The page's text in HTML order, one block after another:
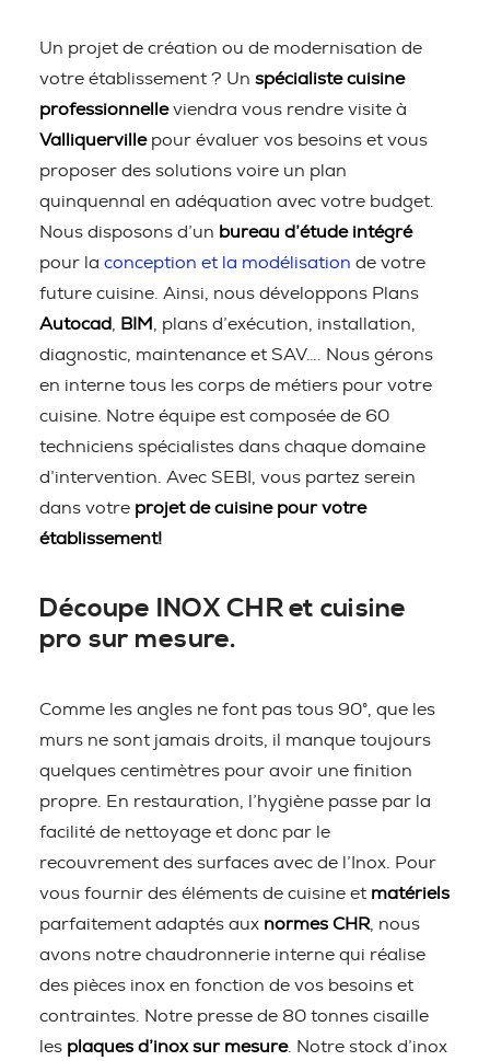
Un projet de création ou de modernisation de
votre établissement ? Un spécialiste cuisine
professionnelleviendra vous rendre visite à
Valliquervillepour évaluer vos besoins et vous
proposer des solutions voire un plan
quinquennal en adéquation avec votre budget.
Nous disposons d’un bureau d’étude intégré
pour la conception et la modélisation de votre
future cuisine. Ainsi, nous développons Plans
Autocad
BIM
, plans d’exécution, installation,
diagnostic, maintenance et SAV…. Nous gérons
en interne tous les corps de métiers pour votre
cuisine. Notre équipe est composée de 60
techniciens spécialistes dans chaque domaine
d’intervention. Avec SEBI, vous partez serein
dans votre projet de cuisine pour votre
établissement!
Découpe INOX CHR et cuisine
pro sur mesure.
Comme les angles ne font pas tous 90°, que les
murs ne sont jamais droits, il manque toujours
quelques centimètres pour avoir une finition
propre. En restauration, l’hygiène passe par la
facilité de nettoyage et donc par le
recouvrement des surfaces avec de l’Inox. Pour
vous fournir des éléments de cuisine et matériels
parfaitement adaptés aux normes CHR , nous
avons notre chaudronnerie interne qui réalise
des pièces inox en fonction de vos besoins et
contraintes. Notre presse de 80 tonnes cisaille
les plaques d’inox sur mesure. Notre stock d’inox